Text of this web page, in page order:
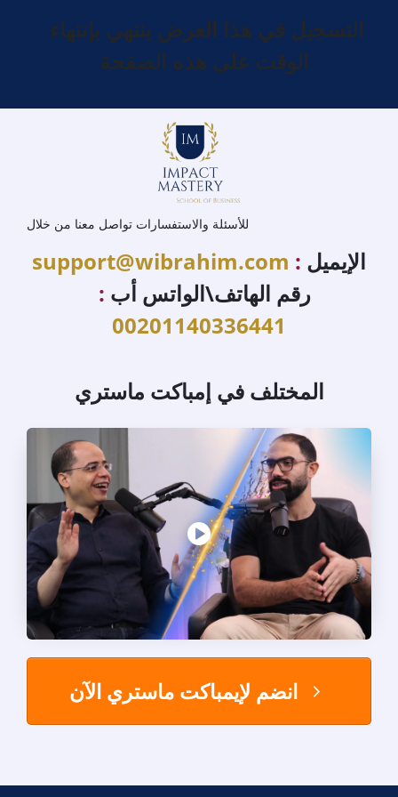
الوقت على هذه الصفحة
للأسئلة والاستفسارات تواصل معنا من خلال
support@wibrahim.com :
رقم الهاتف\الواتس أب :
00201140336441
المختلف في إمباكت ماستري
انضم لإيمباكت ماستري الآن